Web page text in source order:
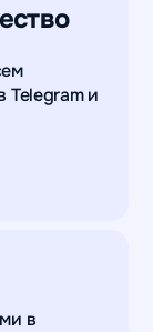
Telegram и
в